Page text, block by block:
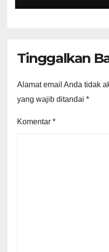
Perundang-
Tinggalkan
Alamat email Anda tidak
yang wajib ditandai *
Komentar *